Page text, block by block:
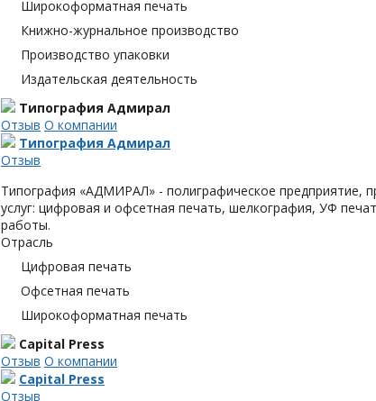
Широкоформатная печать
Книжно-журнальное производство
Производство упаковки
Издательская деятельность
Типография Адмирал
Отзыв О компании
Типография Адмирал
Отзыв
Типография «АДМИРАЛ» - полиграфическое предприятие,
услуг: цифровая и офсетная печать, шелкография, УФ
работы.
Отрасль
Цифровая печать
Офсетная печать
Широкоформатная печать
Capital Press
Отзыв О компании
Capital Press
Отзыв